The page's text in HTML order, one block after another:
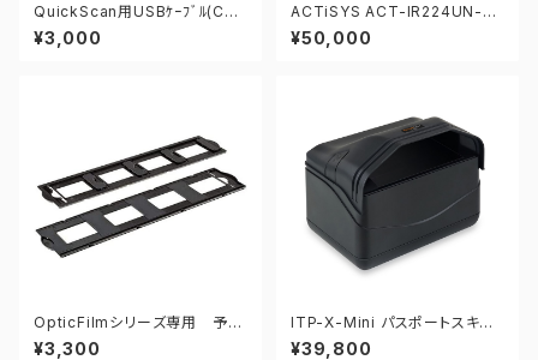
QuickScan用USBｹｰﾌﾞﾙ(CAB
426E 90A052065)
¥3,000
ACTiSYS ACT-IR224UN-LN
96-LE（内蔵チップ：PL2303G
C） 赤外線USBアダプタ
¥50,000
OpticFilmシリーズ専用 予備
フォルダーセット
¥3,300
ITP-X-Mini パスポートスキャ
ナ
¥39,800